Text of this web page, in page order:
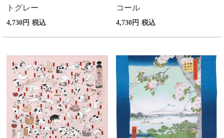
トグレー
4,730 税込
コール
4,730 税込